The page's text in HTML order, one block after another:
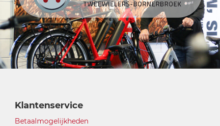
Klantenservice
Betaalmogelijkheden